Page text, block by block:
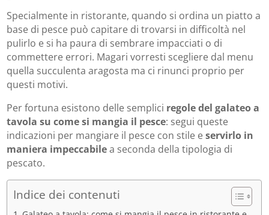
Specialmente in ristorante, quando si ordina un piatto a
base di pesce può capitare di trovarsi in difficoltà nel
pulirlo e si ha paura di sembrare impacciati o di
commettere errori. Magari vorresti scegliere dal menu
quella succulenta aragosta ma ci rinunci proprio per
questi motivi.
Per fortuna esistono delle semplici regole del galateo a
tavola su come si mangia il pesce: segui queste
indicazioni per mangiare il pesce con stile eservirlo in
maniera impeccabilea seconda della tipologia di
pescato.
Indice dei contenuti